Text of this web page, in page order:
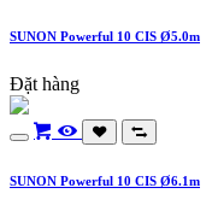
SUNON Powerful 10 CIS Ø5.0m
Đặt hàng
SUNON Powerful 10 CIS Ø6.1m